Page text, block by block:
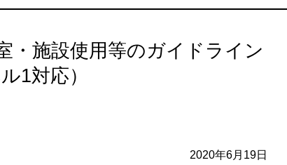
・施設使用等のガイドライン
1対応）
2020年6月19日